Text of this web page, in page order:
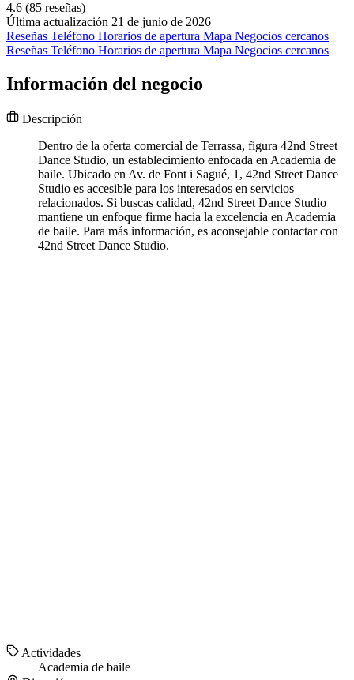
4.6 (85 reseñas)
Última actualización 21 de junio de 2026
Reseñas Teléfono Horarios de apertura Mapa Negocios cercanos
Reseñas Teléfono Horarios de apertura Mapa Negocios cercanos
Información del negocio
Descripción
Dentro de la oferta comercial de Terrassa, figura 42nd Street
Dance Studio, un establecimiento enfocada en Academia de
baile. Ubicado en Av. de Font i Sagué, 1, 42nd Street Dance
Studio es accesible para los interesados en servicios
relacionados. Si buscas calidad, 42nd Street Dance Studio
mantiene un enfoque firme hacia la excelencia en Academia
de baile. Para más información, es aconsejable contactar con
42nd Street Dance Studio.
Actividades
Academia de baile